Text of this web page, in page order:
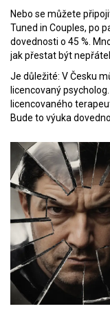
Nebo se můžete
Tuned in Couples, po
dovednosti o 45 %.
jak přestat být
Je důležité: V Česku
licencovaný
licencovaného
Bude to výuka